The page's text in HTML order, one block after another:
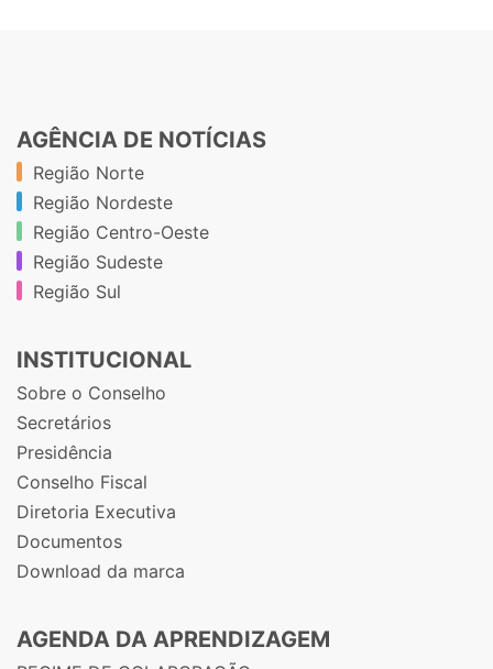
AGÊNCIA DE NOTÍCIAS
Região Norte
Região Nordeste
Região Centro-Oeste
Região Sudeste
Região Sul
INSTITUCIONAL
Sobre o Conselho
Secretários
Presidência
Conselho Fiscal
Diretoria Executiva
Documentos
Download da marca
AGENDA DA APRENDIZAGEM